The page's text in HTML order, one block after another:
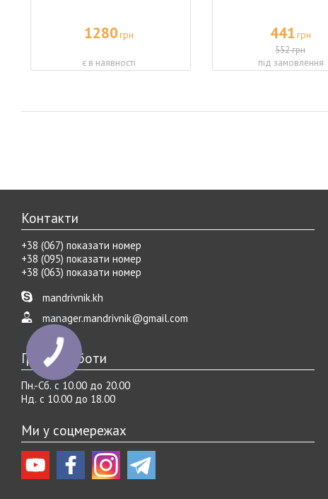
1280грн
є в наявності
441 грн
552 грн
під замовлення
Контакти
+38 (067) показати номер
+38 (095) показати номер
+38 (063) показати номер
mandrivnik.kh
manager.mandrivnik@gmail.com
Графік роботи
Пн.-Cб. с 10.00 до 20.00
Нд. с 10.00 до 18.00
Ми у соцмережах